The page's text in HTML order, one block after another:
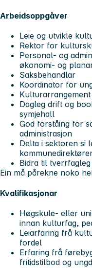
Arbeidsoppgåver
Leie og utvikle
Rektor for
Personal- og
økonomi- og
Saksbehandlar
Koordinator for
Kulturarrangement
Dagleg drift og
symjehall
God forståing for
administrasjon
Delta i sektoren si
Bidra til
Ein må pårekne noko
Kvalifikasjonar
Høgskule- eller
innan kulturfag,
Leiarfaring frå
fordel
Erfaring frå
fritidstilbod og